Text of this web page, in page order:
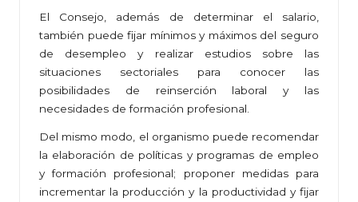
El Consejo, además de determinar el salario,
también puede fijar mínimos y máximos del seguro
de desempleo y realizar estudios sobre las
situaciones sectoriales para conocer las
posibilidades de reinserción laboral y las
necesidades de formación profesional.
Del mismo modo, el organismo puede recomendar
la elaboración de políticas y programas de empleo
y formación profesional; proponer medidas para
incrementar la producción y la productividad y fijar